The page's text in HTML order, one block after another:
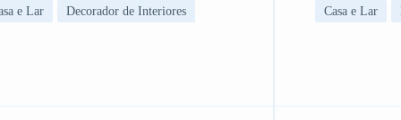
e Lar Decorador de Interiores Casa e Lar